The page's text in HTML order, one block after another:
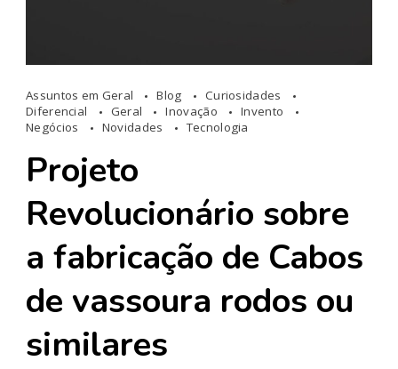
Assuntos em Geral Blog
Curiosidades
Diferencial
Geral Inovação
Invento
Negócios
Novidades Tecnologia
Projeto
Revolucionário sobre
a fabricação de Cabos
de vassoura rodos ou
similares